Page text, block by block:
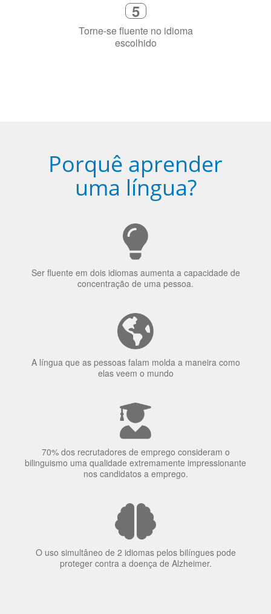
5
Torne-se fluente no idioma
escolhido
Porquê aprender
uma língua?
Ser fluente em dois idiomas aumenta a capacidade de
concentração de uma pessoa.
A língua que as pessoas falam molda a maneira como
elas veem o mundo
70% dos recrutadores de emprego consideram o
bilinguismo uma qualidade extremamente impressionante
nos candidatos a emprego.
O uso simultâneo de 2 idiomas pelos bilíngues pode
proteger contra a doença de Alzheimer.